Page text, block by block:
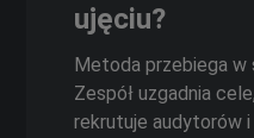
ujęciu?
Metoda przebiega w
Zespół uzgadnia
rekrutuje audytorów